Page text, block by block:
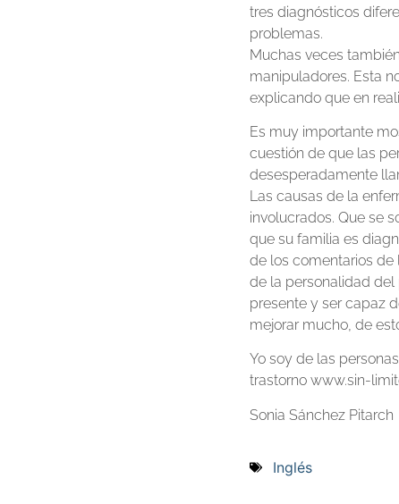
tres diagnósticos
problemas.
Muchas veces
manipuladores. Esta
explicando que en
Es muy importante
cuestión de que las
desesperadamente
Las causas de la
involucrados. Que se
que su familia es
de los comentarios de
de la personalidad del
presente y ser capaz
mejorar mucho, de
Yo soy de las
trastorno www.sin-
Sonia Sánchez Pitarch
Inglés